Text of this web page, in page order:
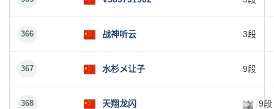
366 战神听云 3段
367 水杉メ让子 9段
368 天翔龙闪 9段